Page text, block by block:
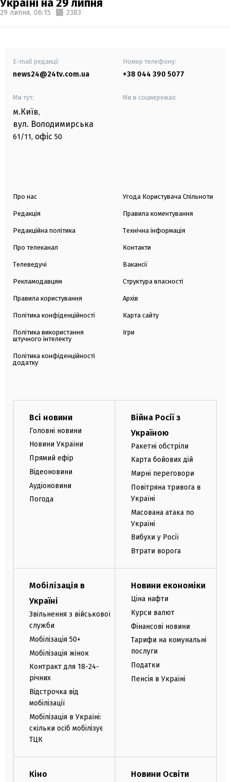
29 липня, 06:15 2383
E-mail редакції
news24@24tv.com.ua
Номер телефону:
+38 044 390 5077
Ми тут:
м.Київ,
вул. Володимирська
61/11, офіс 50
Ми в соцмережах:
Про нас
Редакція
Редакційна політика
Про телеканал
Телеведучі
Рекламодавцям
Правила користування
Політика конфіденційності
Політика використання
штучного інтелекту
Політика конфіденційності
додатку
Угода Користувача Спільноти
Правила коментування
Технічна інформація
Контакти
Вакансії
Структура власності
Архів
Карта сайту
Ігри
Всі новини
Головні новини
Новини України
Прямий ефір
Відеоновини
Аудіоновини
Погода
Війна Росії з
Україною
Ракетні обстріли
Карта бойових дій
Мирні переговори
Повітряна тривога в
Україні
Масована атака по
Україні
Вибухи у Росії
Втрати ворога
Мобілізація в
Україні
Звільнення з військової
служби
Мобілізація 50+
Мобілізація жінок
Контракт для 18-24-
річних
Відстрочка від
мобілізації
Мобілізація в Україні:
скільки осіб мобілізує
ТЦК
Новини економіки
Ціна нафти
Курси валют
Фінансові новини
Тарифи на комунальні
послуги
Податки
Пенсія в Україні
Кіно Новини Освіти